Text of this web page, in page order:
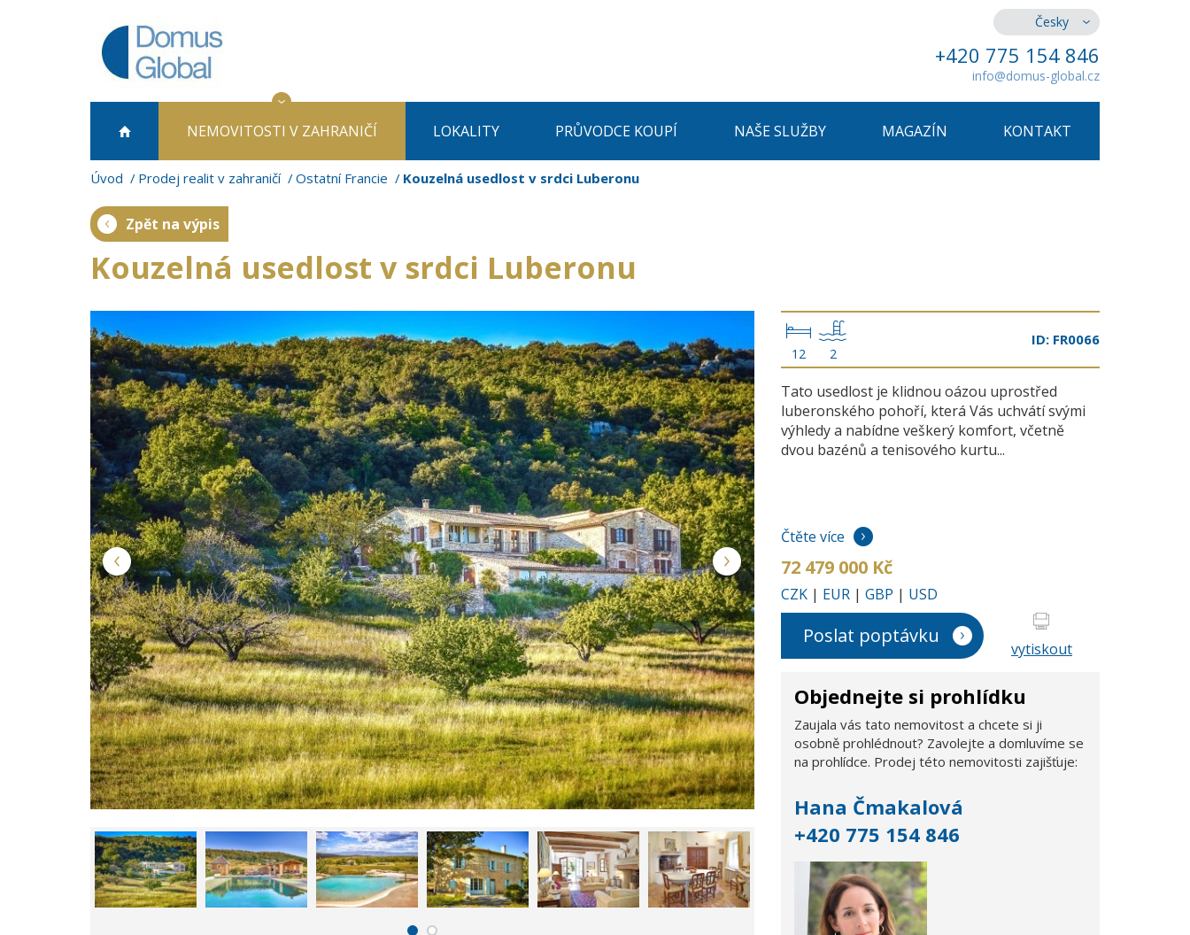
Česky
+420 775 154 846
info@domus-global.cz
NEMOVITOSTI V ZAHRANIČÍ LOKALITY PRŮVODCE KOUPÍ NAŠE SLUŽBY MAGAZÍN KONTAKT
Úvod Prodej realit v zahraničí Ostatní Francie Kouzelná usedlost v srdci Luberonu
Zpět na výpis
Kouzelná usedlost v srdci Luberonu
12 2
ID: FR0066
Tato usedlost je klidnou oázou uprostřed
luberonského pohoří, která Vás uchvátí svými
výhledy a nabídne veškerý komfort, včetně
dvou bazénů a tenisového kurtu...
Čtěte více
72 479 000 Kč
CZK | EUR | GBP | USD
Poslat poptávku
vytiskout
Objednejte si prohlídku
Zaujala vás tato nemovitost a chcete si ji
osobně prohlédnout? Zavolejte a domluvíme se
na prohlídce. Prodej této nemovitosti zajišťuje:
Hana Čmakalová
+420 775 154 846